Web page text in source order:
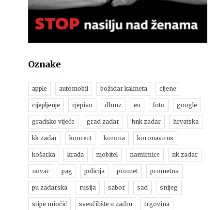
Oznake
apple automobil božidar kalmeta cijene
cijepljenje cjepivo dhmz eu foto google
gradsko vijeće grad zadar hnk zadar hrvatska
kk zadar koncert korona koronavirus
košarka krađa mobitel namirnice nk zadar
novac pag policija promet prometna
pu zadarska rusija sabor sad snijeg
stipe miočić sveučilište u zadru trgovina